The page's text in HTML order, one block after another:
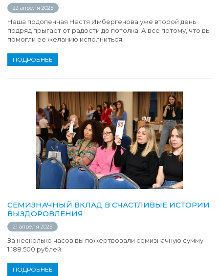
22 апреля 2025
Наша подопечная Настя Имбергенова уже второй день
подряд прыгает от радости до потолка. А все потому, что вы
помогли ее желанию исполниться.
ПОДРОБНЕЕ
СЕМИЗНАЧНЫЙ ВКЛАД В СЧАСТЛИВЫЕ ИСТОРИИ
ВЫЗДОРОВЛЕНИЯ
21 апреля 2025
За несколько часов вы пожертвовали семизначную сумму -
1.188.500 рублей.
ПОДРОБНЕЕ